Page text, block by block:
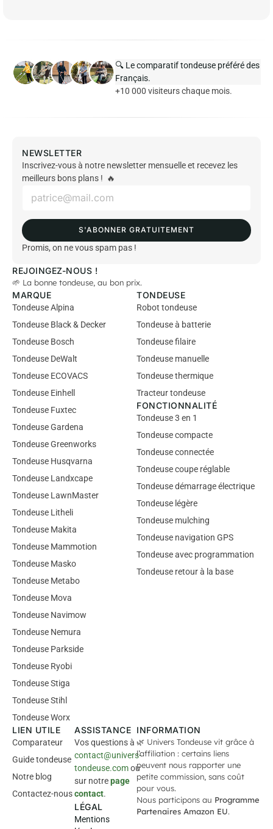
🔍 Le comparatif tondeuse préféré des
Français.
+10 000 visiteurs chaque mois.
NEWSLETTER
Inscrivez-vous à notre newsletter mensuelle et recevez les
meilleurs bons plans ! 🔥
i
l
*
S'ABONNER GRATUITEMENT
Promis, on ne vous spam pas !
REJOINGEZ-NOUS !
🌱 La bonne tondeuse, au bon prix.
MARQUE
Tondeuse Alpina
Tondeuse Black & Decker
Tondeuse Bosch
Tondeuse DeWalt
Tondeuse ECOVACS
Tondeuse Einhell
Tondeuse Fuxtec
Tondeuse Gardena
Tondeuse Greenworks
Tondeuse Husqvarna
Tondeuse Landxcape
Tondeuse LawnMaster
Tondeuse Litheli
Tondeuse Makita
Tondeuse Mammotion
Tondeuse Masko
Tondeuse Metabo
Tondeuse Mova
Tondeuse Navimow
Tondeuse Nemura
Tondeuse Parkside
Tondeuse Ryobi
Tondeuse Stiga
Tondeuse Stihl
Tondeuse Worx
TONDEUSE
Robot tondeuse
Tondeuse à batterie
Tondeuse filaire
Tondeuse manuelle
Tondeuse thermique
Tracteur tondeuse
FONCTIONNALITÉ
Tondeuse 3 en 1
Tondeuse compacte
Tondeuse connectée
Tondeuse coupe réglable
Tondeuse démarrage électrique
Tondeuse légère
Tondeuse mulching
Tondeuse navigation GPS
Tondeuse avec programmation
Tondeuse retour à la base
LIEN UTILE
Comparateur
Guide tondeuse
Notre blog
Contactez-nous
ASSISTANCE
Vos questions à
contact@univers-
tondeuse.comou
sur notrepage
contact.
LÉGAL
Mentions
INFORMATION
🌿 Univers Tondeuse vit grâce à
l’affiliation : certains liens
peuvent nous rapporter une
petite commission, sans coût
pour vous.
Nous participons au Programme
Partenaires Amazon EU.